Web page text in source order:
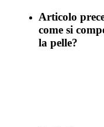
Articolo
come si
la pelle?